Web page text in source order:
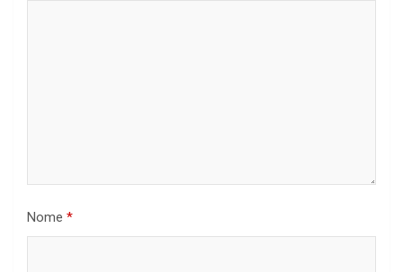
Nome *